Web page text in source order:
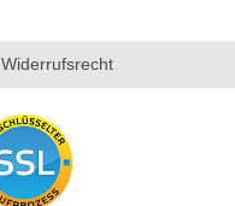
Widerrufsrecht